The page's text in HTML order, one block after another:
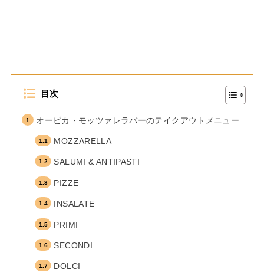
目次
オービカ・モッツァレラバーのテイクアウトメニュー
MOZZARELLA
SALUMI & ANTIPASTI
PIZZE
INSALATE
PRIMI
SECONDI
DOLCI